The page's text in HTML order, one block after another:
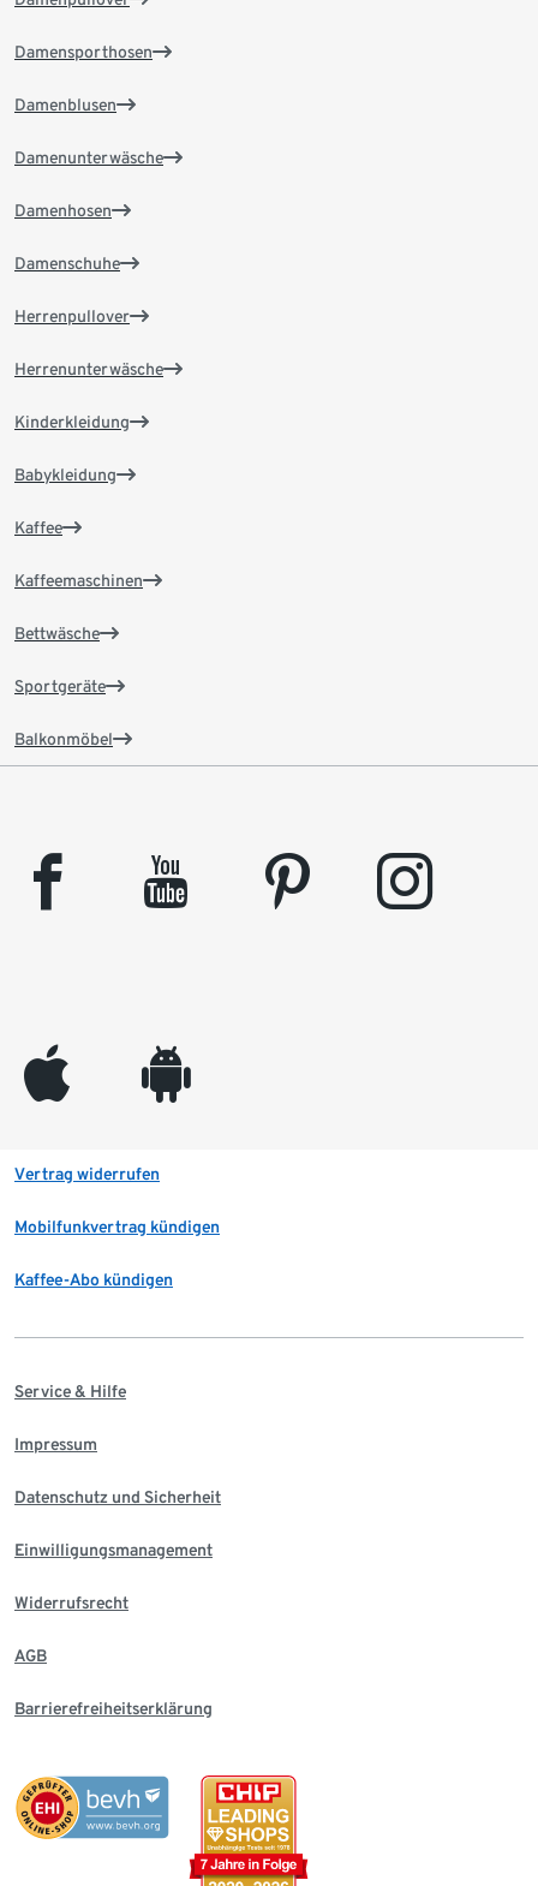
Damensporthosen
Damenblusen
Damenunterwäsche
Damenhosen
Damenschuhe
Herrenpullover
Herrenunterwäsche
Kinderkleidung
Babykleidung
Kaffee
Kaffeemaschinen
Bettwäsche
Sportgeräte
Balkonmöbel
facebook youtube pinterest instagram
appleinc android
Vertrag widerrufen
Mobilfunkvertrag kündigen
Kaffee-Abo kündigen
Service & Hilfe
Impressum
Datenschutz und Sicherheit
Einwilligungsmanagement
Widerrufsrecht
AGB
Barrierefreiheitserklärung